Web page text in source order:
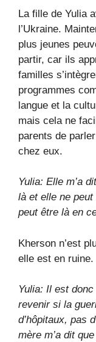
La fille de Yulia
l’Ukraine.
plus jeunes
partir, car ils
familles
programmes
langue et la
mais cela ne
parents de
chez eux.
Yulia: Elle m’a
là et elle ne
peut être là en
Kherson n’est
elle est en ruine.
Yulia: Il est
revenir si la
d’hôpitaux, pas
mère m’a dit